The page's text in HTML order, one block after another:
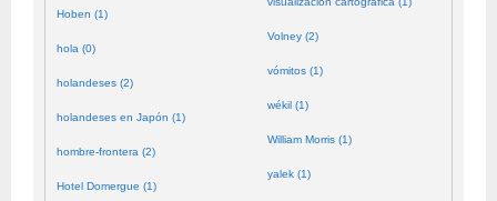
Hoben (1)
hola (0)
holandeses (2)
holandeses en Japón (1)
hombre-frontera (2)
Hotel Domergue (1)
Volney (2)
vómitos (1)
wékil (1)
William Morris (1)
yalek (1)